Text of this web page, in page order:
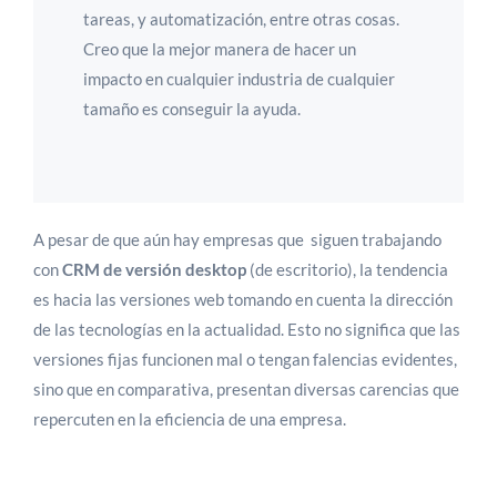
tareas, y automatización, entre otras cosas.
Creo que la mejor manera de hacer un
impacto en cualquier industria de cualquier
tamaño es conseguir la ayuda.
A pesar de que aún hay empresas que siguen trabajando
conCRM de versión desktop (de escritorio), la tendencia
es hacia las versiones web tomando en cuenta la dirección
de las tecnologías en la actualidad. Esto no significa que las
versiones fijas funcionen mal o tengan falencias evidentes,
sino que en comparativa, presentan diversas carencias que
repercuten en la eficiencia de una empresa.